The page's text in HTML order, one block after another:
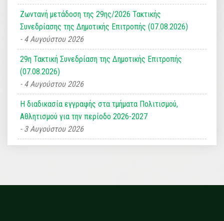
Ζωντανή μετάδοση της 29ης/2026 Τακτικής
Συνεδρίασης της Δημοτικής Επιτροπής (07.08.2026)
4 Αυγούστου 2026
29η Τακτική Συνεδρίαση της Δημοτικής Επιτροπής
(07.08.2026)
4 Αυγούστου 2026
Η διαδικασία εγγραφής στα τμήματα Πολιτισμού,
Αθλητισμού για την περίοδο 2026-2027
3 Αυγούστου 2026